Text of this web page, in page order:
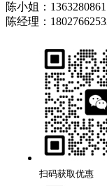
陈小姐：
陈经理：
扫码获取优惠